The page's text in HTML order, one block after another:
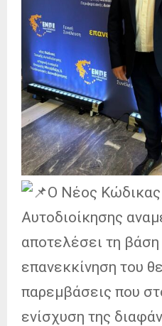
Ο Νέος Κώδικας
Αυτοδιοίκησης
αποτελέσει τη βάση
επανεκκίνηση του
παρεμβάσεις που
ενίσχυση της